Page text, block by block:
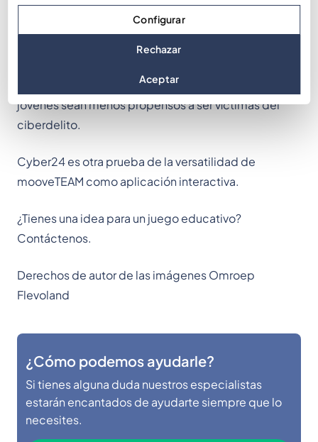
El mensaje se transmite y los estudiantes piensan
que es un gran juego. El éxito del programa es difícil
de medir, pero la información parece quedar bien.
El objetivo es crear conciencia para que los niños y
jóvenes sean menos propensos a ser víctimas del
ciberdelito.
Cyber24 es otra prueba de la versatilidad de
mooveTEAM como aplicación interactiva.
¿Tienes una idea para un juego educativo?
Contáctenos.
Derechos de autor de las imágenes Omroep
Flevoland
¿Cómo podemos ayudarle?
Si tienes alguna duda nuestros especialistas
estarán encantados de ayudarte siempre que lo
necesites.
Configurar
Rechazar
Aceptar